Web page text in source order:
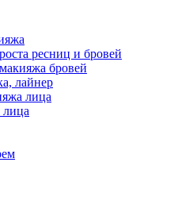
ресниц и бровей
бровей
лайнер
лица